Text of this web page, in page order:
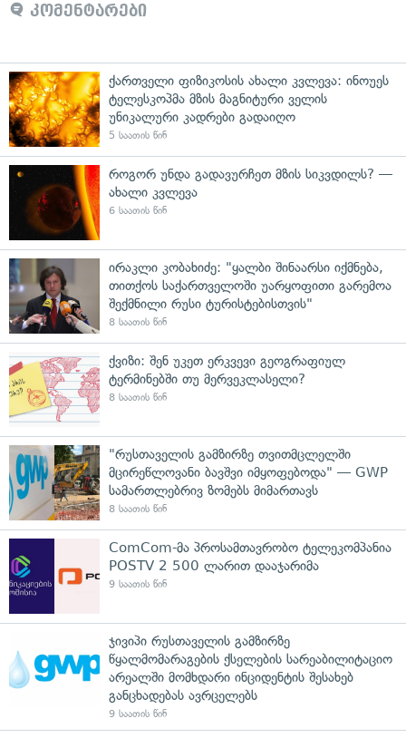
კომენტარები
ქართველი ფიზიკოსის ახალი კვლევა: ინოუეს
ტელესკოპმა მზის მაგნიტური ველის
უნიკალური კადრები გადაიღო
5 საათის წინ
როგორ უნდა გადავურჩეთ მზის სიკვდილს? —
ახალი კვლევა
6 საათის წინ
ირაკლი კობახიძე: "ყალბი შინაარსი იქმნება,
თითქოს საქართველოში უარყოფითი გარემოა
შექმნილი რუსი ტურისტებისთვის"
8 საათის წინ
ქვიზი: შენ უკეთ ერკვევი გეოგრაფიულ
ტერმინებში თუ მერვეკლასელი?
8 საათის წინ
"რუსთაველის გამზირზე თვითმცლელში
მცირეწლოვანი ბავშვი იმყოფებოდა" — GWP
სამართლებრივ ზომებს მიმართავს
8 საათის წინ
ComCom-მა პროსამთავრობო ტელეკომპანია
POSTV 2 500 ლარით დააჯარიმა
9 საათის წინ
ჯივიპი რუსთაველის გამზირზე
წყალმომარაგების ქსელების სარეაბილიტაციო
არეალში მომხდარი ინციდენტის შესახებ
განცხადებას ავრცელებს
9 საათის წინ